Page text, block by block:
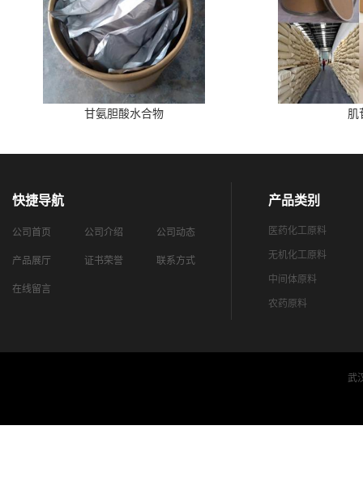
甘氨胆酸水合物 肌
快捷导航
公司首页 公司介绍 公司动态
产品展厅 证书荣誉 联系方式
在线留言
产品类别
医药化工原料
无机化工原料
中间体原料
农药原料
武